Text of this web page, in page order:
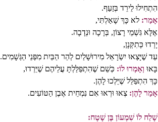
הִתְחִילוּ לֵירֵד בְּזַעַף.
אָמַר: לא כָּךְ שָׁאַלְתִּי,
אֶלָּא גִּשְׁמֵי רָצוֹן, בְּרָכָה וּנְדָבָה.
יָרְדוּ כְּתִקְּנָן,
עַד שֶׁיָּצְאוּ יִשְֹרָאֵל מִירוּשָׁלַיִם לְהַר הַבַּיִת מִפְּנֵי הַגְּשָׁמִים.
בָּאוּ וְאָמְרוּ לוֹ: כְּשֵׁם שֶׁהִתְפַּלַּלְתָּ עֲלֵיהֶם שֶׁיֵּרְדוּ,
כָּךְ הִתְפַּלֵּל שֶׁיֵּלְכוּ לָהֶן.
אָמַר לָהֶן: צְאוּ וּרְאוּ אִם נִמְחֵית אֶבֶן הַטּוֹעִים.
שָׁלַח לוֹ שִׁמְעוֹן בֶּן שָׁטָח: